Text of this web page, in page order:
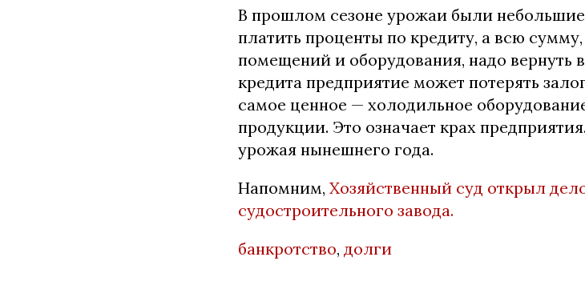
В прошлом сезоне урожаи были
платить проценты по кредиту, а всю
помещений и оборудования, надо вернуть
кредита предприятие может потерять
самое ценное — холодильное
продукции. Это означает крах
урожая нынешнего года.
Напомним, Хозяйственный суд открыл
судостроительного завода.
банкротство, долги